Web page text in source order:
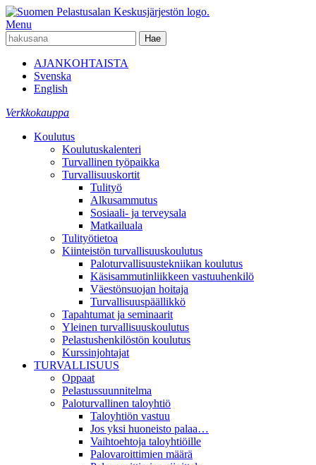
Menu
AJANKOHTAISTA
Svenska
English
Verkkokauppa
Koulutus
Koulutuskalenteri
Turvallinen työpaikka
Turvallisuuskortit
Tulityö
Alkusammutus
Sosiaali- ja terveysala
Matkailuala
Tulityötietoa
Kiinteistön turvallisuuskoulutus
Paloturvallisuustekniikan koulutus
Käsisammutinliikkeen vastuuhenkilö
Väestönsuojan hoitaja
Turvallisuuspäällikkö
Tapahtumat ja seminaarit
Yleinen turvallisuuskoulutus
Pelastushenkilöstön koulutus
Kurssinjohtajat
TURVALLISUUS
Oppaat
Pelastussuunnitelma
Paloturvallinen taloyhtiö
Taloyhtiön vastuu
Jos yksi huoneisto palaa…
Vaihtoehtoja taloyhtiöille
Palovaroittimien määrä